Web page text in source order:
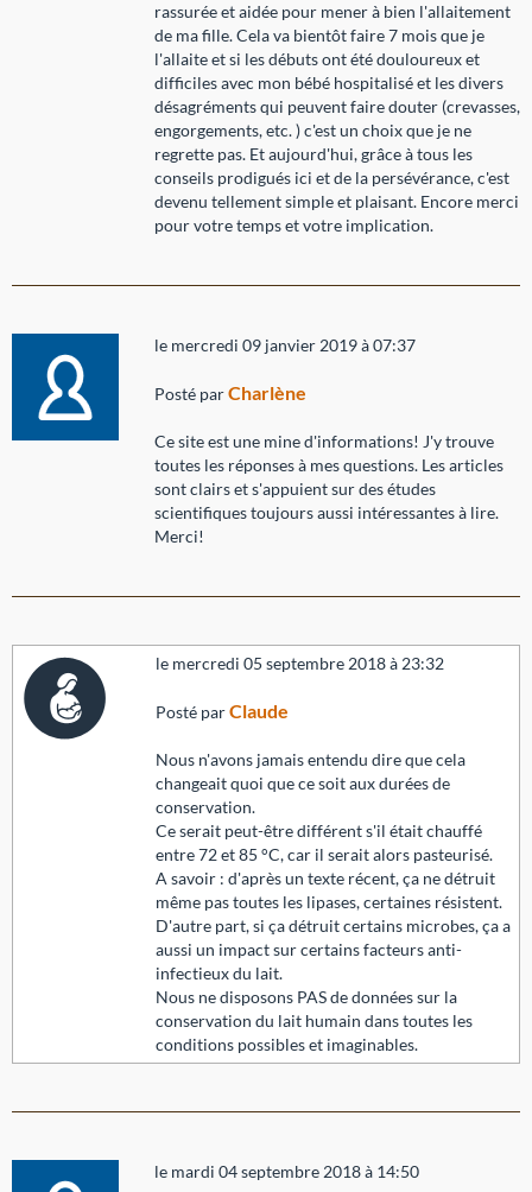
rassurée et aidée pour mener à bien l'allaitement
de ma fille. Cela va bientôt faire 7 mois que je
l'allaite et si les débuts ont été douloureux et
difficiles avec mon bébé hospitalisé et les divers
désagréments qui peuvent faire douter (crevasses,
engorgements, etc. ) c'est un choix que je ne
regrette pas. Et aujourd'hui, grâce à tous les
conseils prodigués ici et de la persévérance, c'est
devenu tellement simple et plaisant. Encore merci
pour votre temps et votre implication.
le mercredi 09 janvier 2019 à 07:37
Posté parCharlène
Ce site est une mine d'informations! J'y trouve
toutes les réponses à mes questions. Les articles
sont clairs et s'appuient sur des études
scientifiques toujours aussi intéressantes à lire.
Merci!
le mercredi 05 septembre 2018 à 23:32
Posté parClaude
Nous n'avons jamais entendu dire que cela
changeait quoi que ce soit aux durées de
conservation.
Ce serait peut-être différent s'il était chauffé
entre 72 et 85 °C, car il serait alors pasteurisé.
A savoir : d'après un texte récent, ça ne détruit
même pas toutes les lipases, certaines résistent.
D'autre part, si ça détruit certains microbes, ça a
aussi un impact sur certains facteurs anti-
infectieux du lait.
Nous ne disposons PAS de données sur la
conservation du lait humain dans toutes les
conditions possibles et imaginables.
le mardi 04 septembre 2018 à 14:50